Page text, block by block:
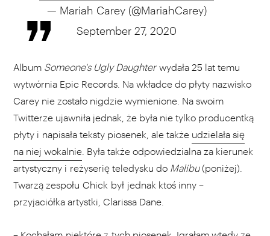
— Mariah Carey (@MariahCarey)
September 27, 2020
Album Someone's Ugly Daughter wydała 25 lat temu
wytwórnia Epic Records. Na wkładce do płyty nazwisko
Carey nie zostało nigdzie wymienione. Na swoim
Twitterze ujawniła jednak, że była nie tylko producentką
płyty i napisała teksty piosenek, ale także udzielała się
na niej wokalnie . Była także odpowiedzialna za kierunek
artystyczny i reżyserię teledysku do Malibu (poniżej).
Twarzą zespołu Chick był jednak ktoś inny –
przyjaciółka artystki, Clarissa Dane.